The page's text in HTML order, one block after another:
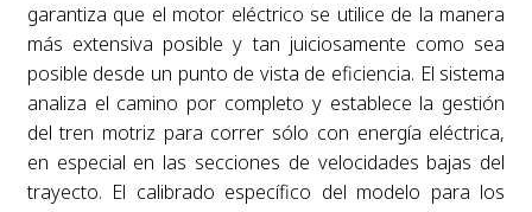
garantiza que el motor eléctrico se utilice de la manera
más extensiva posible y tan juiciosamente como sea
posible desde un punto de vista de eficiencia. El sistema
analiza el camino por completo y establece la gestión
del tren motriz para correr sólo con energía eléctrica,
en especial en las secciones de velocidades bajas del
trayecto. El calibrado específico del modelo para los